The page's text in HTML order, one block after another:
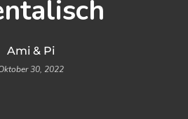
Ami & Pi
30, 2022